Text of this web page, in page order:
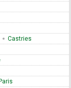
Castries
Paris